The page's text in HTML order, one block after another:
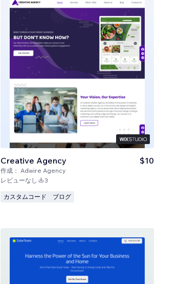
Creative Agency
作成： Adwire Agency
$10
レビューなし 3
カスタムコード ブログ